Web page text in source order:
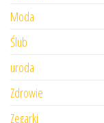
Moda
Ślub
uroda
Zdrowie
Zegarki